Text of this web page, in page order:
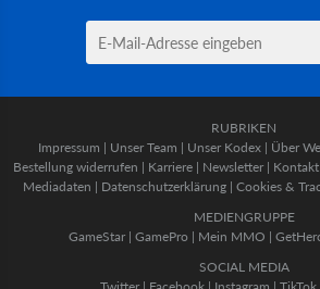
RUBRIKEN
Impressum | Unser Team | Unser Kodex | Über
Bestellung widerrufen | Karriere | Newsletter | Kontakt
Mediadaten | Datenschutzerklärung | Cookies &
MEDIENGRUPPE
GameStar| GamePro | Mein MMO |
SOCIAL MEDIA